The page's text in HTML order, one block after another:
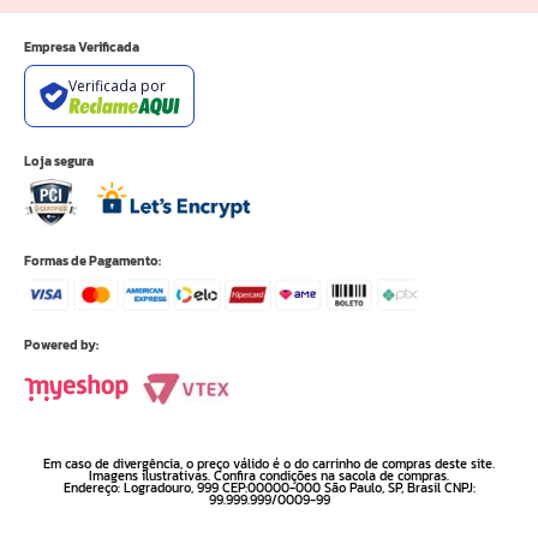
Empresa Verificada
Verificada por
Loja segura
Formas de Pagamento:
Powered by:
Em caso de divergência, o preço válido é o do carrinho de compras deste site.
Imagens ilustrativas. Confira condições na sacola de compras.
Endereço: Logradouro, 999 CEP:00000-000 São Paulo, SP, Brasil CNPJ:
99.999.999/0009-99